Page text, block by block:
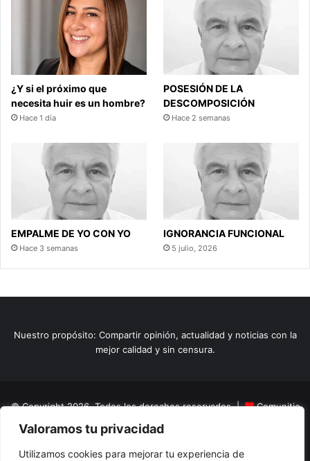
Valoramos tu privacidad
Utilizamos cookies para mejorar tu experiencia de
¿Y si el próximo que
necesita huir es un hombre?
Hace 1 día
POSESIÓN DE LA
DESCOMPOSICIÓN
Hace 2 semanas
EMPALME DE YO CON YO
Hace 3 semanas
IGNORANCIA FUNCIONAL
5 julio, 2026
Nuestro propósito: Compartir opinión, actualidad y noticias con la
mejor calidad y sin censura.
© Copyright 2026, Todos los derechos reservados |
Comunitic
SAS BICNit 901228106
Home
Actualidad Variedades Opinion Turismo